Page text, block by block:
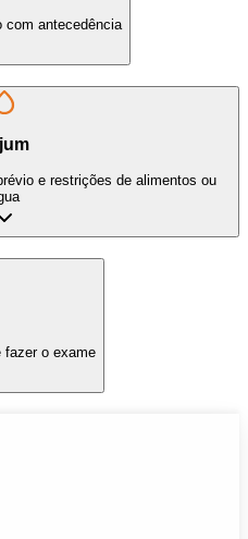
com antecedência
e restrições de alimentos ou
fazer o exame